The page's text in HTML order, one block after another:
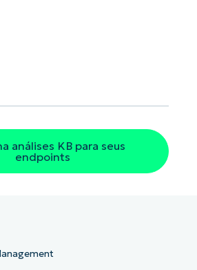
análises KB para seus
endpoints